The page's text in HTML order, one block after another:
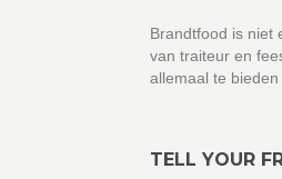
Brandtfood is niet
van traiteur en
allemaal te bieden
TELL YOUR